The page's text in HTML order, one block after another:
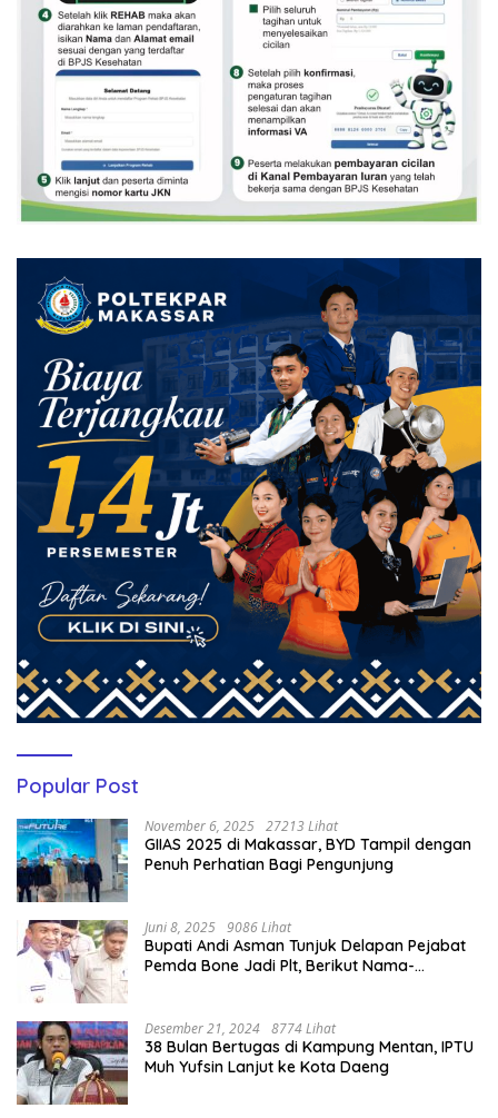
Popular Post
November 6, 2025 27213 Lihat
GIIAS 2025 di Makassar, BYD Tampil dengan
Penuh Perhatian Bagi Pengunjung
Juni 8, 2025 9086 Lihat
Bupati Andi Asman Tunjuk Delapan Pejabat
Pemda Bone Jadi Plt, Berikut Nama-
Desember 21, 2024 8774 Lihat
38 Bulan Bertugas di Kampung Mentan, IPTU
Muh Yufsin Lanjut ke Kota Daeng